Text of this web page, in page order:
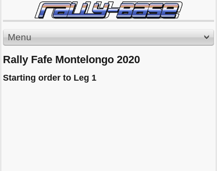
Menu
Rally Fafe Montelongo 2020
Starting order to Leg 1